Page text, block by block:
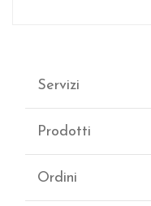
Servizi
Prodotti
Ordini